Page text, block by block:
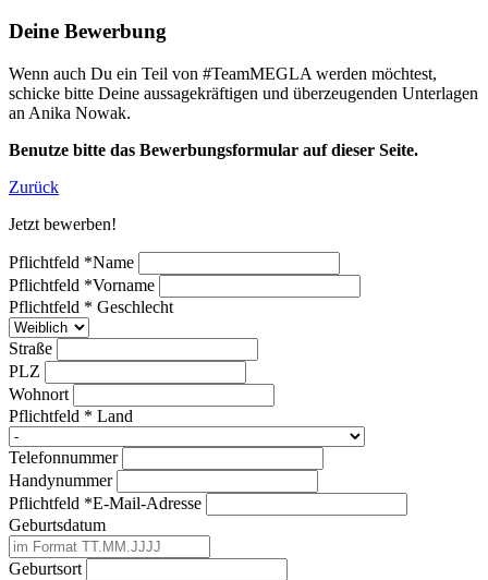
Deine Bewerbung
Wenn auch Du ein Teil von #TeamMEGLA werden möchtest,
schicke bitte Deine aussagekräftigen und überzeugenden Unterlagen
an Anika Nowak.
Benutze bitte das Bewerbungsformular auf dieser Seite.
Zurück
Jetzt bewerben!
Pflichtfeld *Name
Pflichtfeld *Vorname
Pflichtfeld * Geschlecht
Straße
PLZ
Wohnort
Pflichtfeld * Land
Telefonnummer
Handynummer
Pflichtfeld *E-Mail-Adresse
Geburtsdatum
Geburtsort